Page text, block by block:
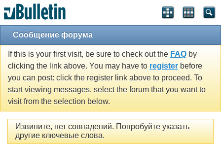
Сообщение форума
If this is your first visit, be sure to check out the FAQ by
clicking the link above. You may have to register before
you can post: click the register link above to proceed. To
start viewing messages, select the forum that you want to
visit from the selection below.
Извините, нет совпадений. Попробуйте указать
другие ключевые слова.